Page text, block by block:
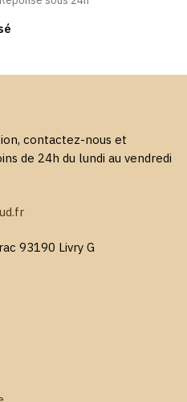
contactez-nous et
de 24h du lundi au vendredi
93190 Livry G